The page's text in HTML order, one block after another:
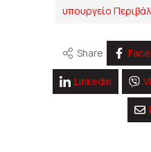
υπουργείο
Share
Linkedin